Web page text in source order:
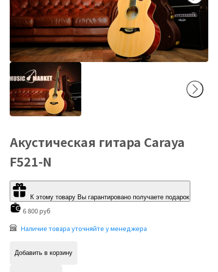
Акустическая гитара Caraya
F521-N
К этому товару Вы гарантировано получаете подарок
6 800 руб
Наличие товара уточняйте у менеджера
Добавить в корзину